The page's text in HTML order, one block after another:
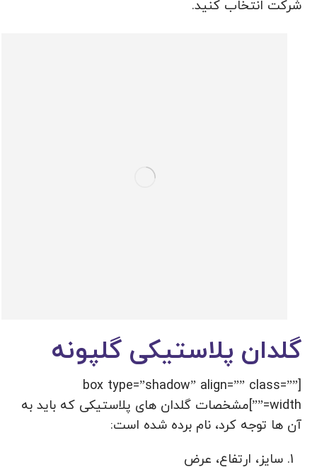
شرکت انتخاب کنید.
گلدان پلاستیکی گلپونه
[box type=”shadow” align=”” class=””
width=””]مشخصات گلدان های پلاستیکی که باید به
آن ها توجه کرد، نام برده شده است:
سایز، ارتفاع، عرض